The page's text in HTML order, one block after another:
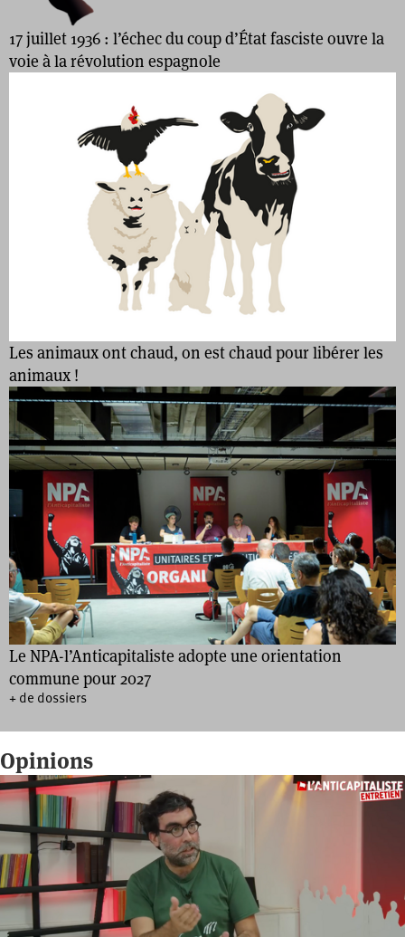
17 juillet 1936 : l’échec du coup d’État fasciste ouvre la
voie à la révolution espagnole
Les animaux ont chaud, on est chaud pour libérer les
animaux !
Le NPA-l’Anticapitaliste adopte une orientation
commune pour 2027
+ de dossiers
Opinions